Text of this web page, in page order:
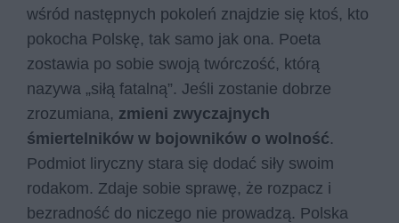
wśród następnych pokoleń znajdzie się ktoś, kto
pokocha Polskę, tak samo jak ona. Poeta
zostawia po sobie swoją twórczość, którą
nazywa „siłą fatalną”. Jeśli zostanie dobrze
zrozumiana, zmieni zwyczajnych
śmiertelników w bojowników o wolność.
Podmiot liryczny stara się dodać siły swoim
rodakom. Zdaje sobie sprawę, że rozpacz i
bezradność do niczego nie prowadzą. Polska